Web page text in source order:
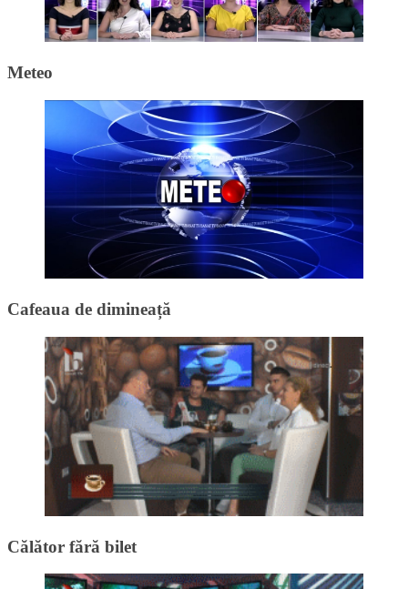
Meteo
Cafeaua de dimineață
Călător fără bilet